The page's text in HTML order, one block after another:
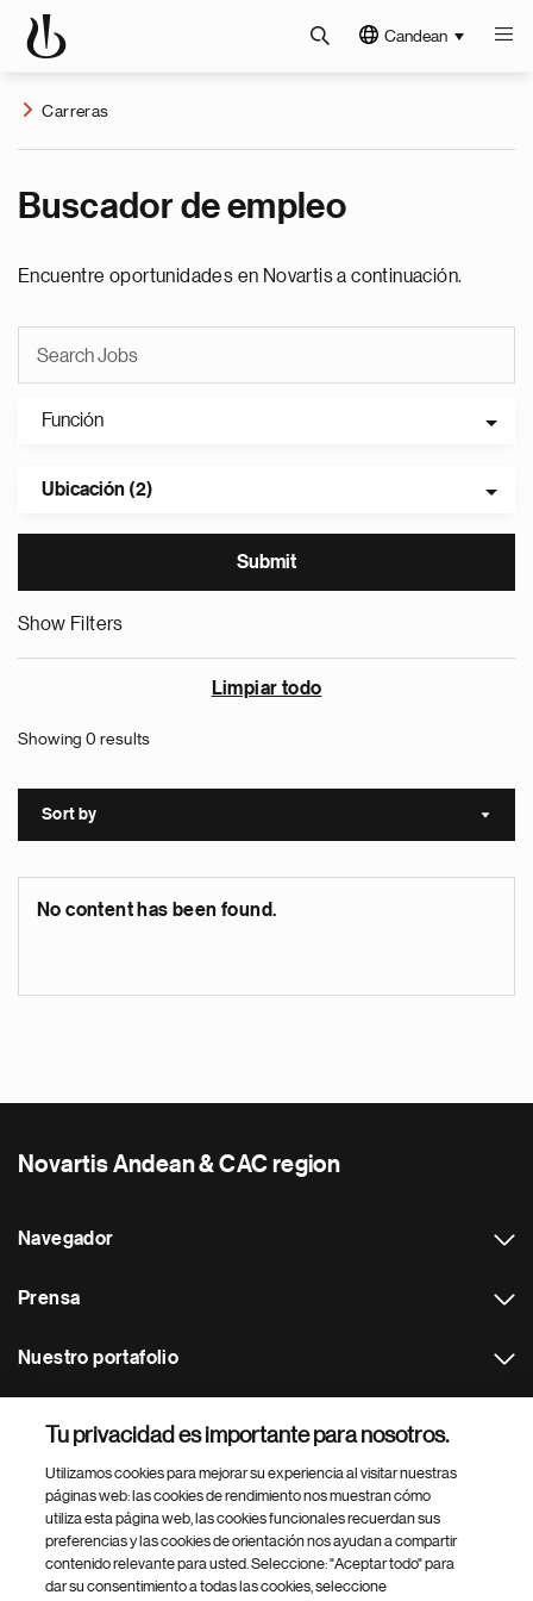
Candean
Carreras
Buscador de empleo
Encuentre oportunidades en Novartis a continuación.
Función
Ubicación (2)
Show Filters
Limpiar todo
Showing 0 results
Sort by Sort
No content has been found.
Novartis Andean & CAC region
Navegador
Prensa
Nuestro portafolio
Footer Site Search
Tu privacidad es importante para nosotros.
Utilizamos cookies para mejorar su experiencia al visitar nuestras
páginas web: las cookies de rendimiento nos muestran cómo
utiliza esta página web, las cookies funcionales recuerdan sus
preferencias y las cookies de orientación nos ayudan a compartir
contenido relevante para usted. Seleccione: "Aceptar todo" para
dar su consentimiento a todas las cookies, seleccione